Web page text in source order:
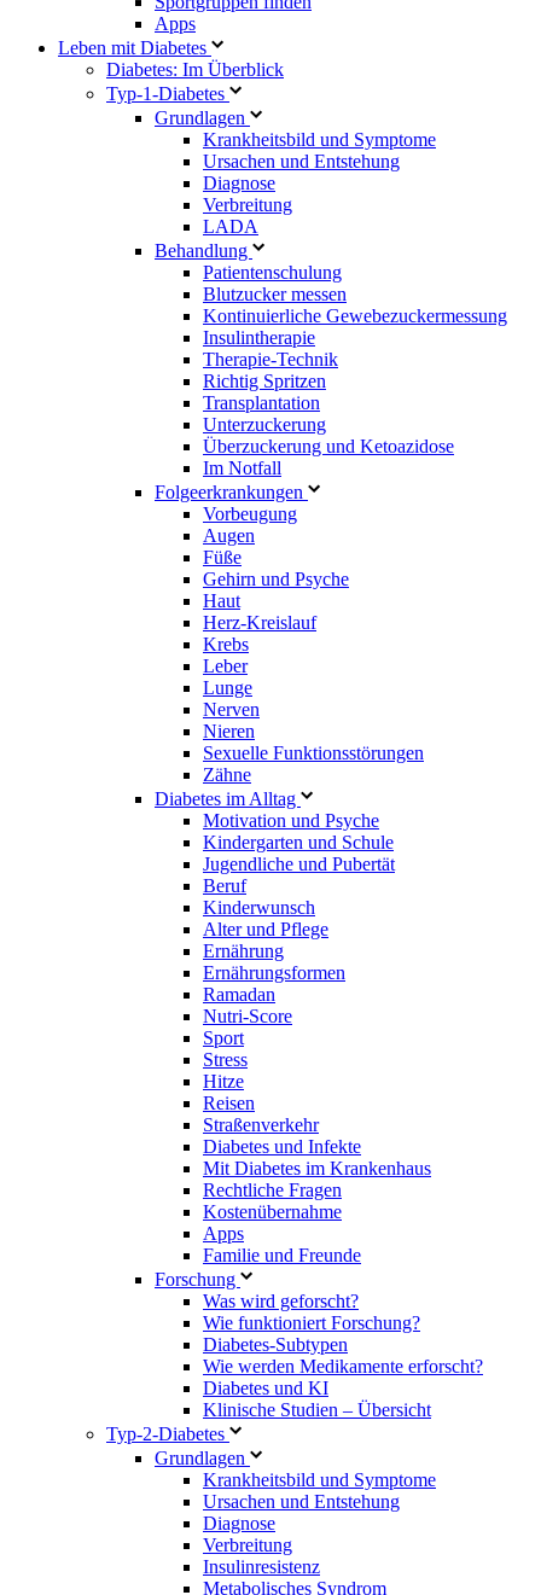
Apps
Leben mit Diabetes
Diabetes: Im Überblick
Typ-1-Diabetes
Grundlagen
Krankheitsbild und Symptome
Ursachen und Entstehung
Diagnose
Verbreitung
LADA
Behandlung
Patientenschulung
Blutzucker messen
Kontinuierliche Gewebezuckermessung
Insulintherapie
Therapie-Technik
Richtig Spritzen
Transplantation
Unterzuckerung
Überzuckerung und Ketoazidose
Im Notfall
Folgeerkrankungen
Vorbeugung
Augen
Füße
Gehirn und Psyche
Haut
Herz-Kreislauf
Krebs
Leber
Lunge
Nerven
Nieren
Sexuelle Funktionsstörungen
Zähne
Diabetes im Alltag
Motivation und Psyche
Kindergarten und Schule
Jugendliche und Pubertät
Beruf
Kinderwunsch
Alter und Pflege
Ernährung
Ernährungsformen
Ramadan
Nutri-Score
Sport
Stress
Hitze
Reisen
Straßenverkehr
Diabetes und Infekte
Mit Diabetes im Krankenhaus
Rechtliche Fragen
Kostenübernahme
Apps
Familie und Freunde
Forschung
Was wird geforscht?
Wie funktioniert Forschung?
Diabetes-Subtypen
Wie werden Medikamente erforscht?
Diabetes und KI
Klinische Studien – Übersicht
Typ-2-Diabetes
Grundlagen
Krankheitsbild und Symptome
Ursachen und Entstehung
Diagnose
Verbreitung
Insulinresistenz
Metabolisches Syndrom